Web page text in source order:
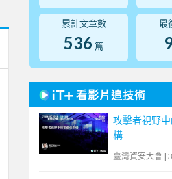
累計文章數
536 篇
最
看影片追技術
攻擊者視野
構
臺灣資安大會 |